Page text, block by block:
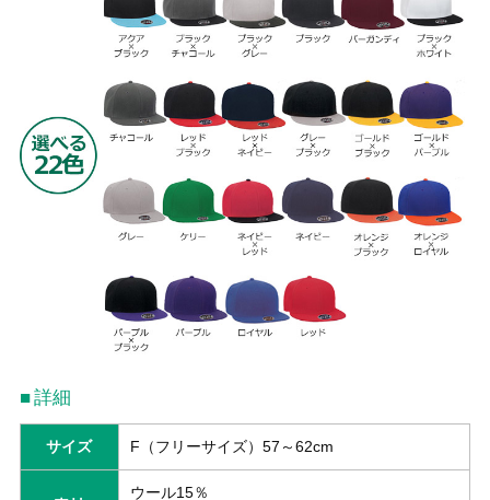
詳細
サイズ F（フリーサイズ）57～62cm
ウール15％